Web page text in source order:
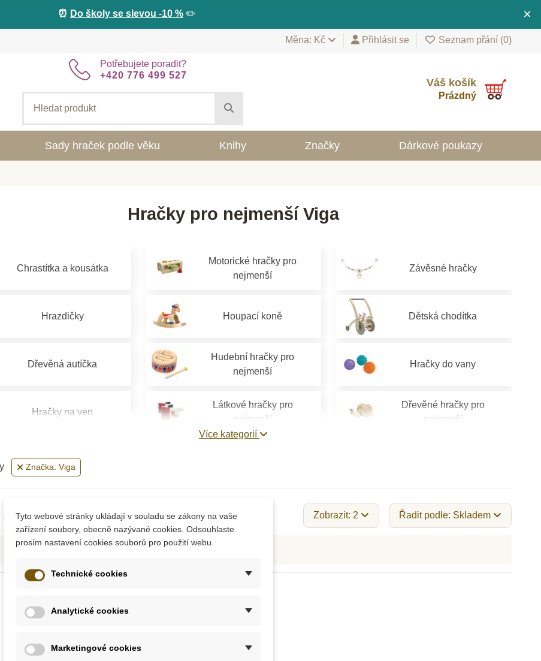
×
⏰ Do školy se slevou -10 % ✏️
Měna: Kč Přihlásit se Seznam přání (0)
Potřebujete poradit?
+420 776 499 527
Váš košík
Prázdný
Sady hraček podle věku Knihy Značky Dárkové poukazy
Hračky pro nejmenší Viga
Chrastítka a kousátka
Motorické hračky pro
nejmenší
Závěsné hračky
Hrazdičky Houpací koně Dětská chodítka
Dřevěná autíčka
Hudební hračky pro
nejmenší
Hračky do vany
Hračky na ven
Látkové hračky pro
nejmenší
Dřevěné hračky pro
nejmenší
nejmenší
Více kategorií
Značka: Viga
Zobrazení 1-2 z 2 položek Zobrazit: 2 Řadit podle: Skladem
Do školy
Tyto webové stránky ukládají v souladu se zákony na vaše
zařízení soubory, obecně nazývané cookies. Odsouhlaste
prosím nastavení cookies souborů pro použití webu.
Technické cookies
Analytické cookies
Marketingové cookies